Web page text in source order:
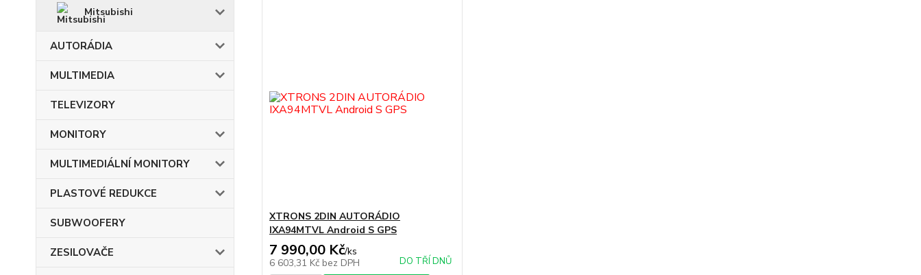
Mitsubishi
AUTORÁDIA
MULTIMEDIA
TELEVIZORY
MONITORY
MULTIMEDIÁLNÍ MONITORY
PLASTOVÉ REDUKCE
SUBWOOFERY
ZESILOVAČE
XTRONS 2DIN AUTORÁDIO
IXA94MTVL Android S GPS
7 990,00 Kč/ks
6 603,31 Kč bez DPH DO TŘÍ DNŮ